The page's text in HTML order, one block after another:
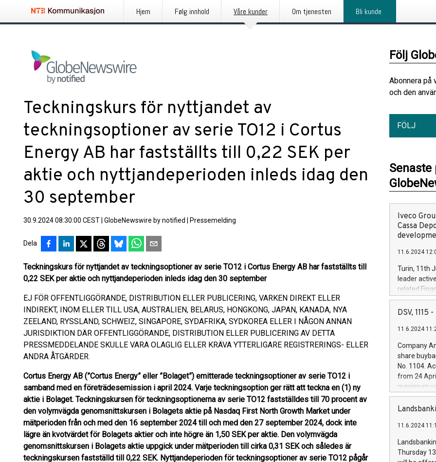
Hjem Følg innhold Våre kunder Om tjenesten Bli kunde
Teckningskurs för nyttjandet av
teckningsoptioner av serie TO12 i Cortus
Energy AB har fastställts till 0,22 SEK per
aktie och nyttjandeperioden inleds idag den
30 september
30.9.2024 08:30:00 CEST GlobeNewswire by notified Pressemelding
Dela
Teckningskurs för nyttjandet av teckningsoptioner av serie TO12 i Cortus Energy AB har fastställts till
0,22 SEK per aktie och nyttjandeperioden inleds idag den 30 september
EJ FÖR OFFENTLIGGÖRANDE, DISTRIBUTION ELLER PUBLICERING, VARKEN DIREKT ELLER
INDIREKT, INOM ELLER TILL USA, AUSTRALIEN, BELARUS, HONGKONG, JAPAN, KANADA, NYA
ZEELAND, RYSSLAND, SCHWEIZ, SINGAPORE, SYDAFRIKA, SYDKOREA ELLER I NÅGON ANNAN
JURISDIKTION DÄR OFFENTLIGGÖRANDE, DISTRIBUTION ELLER PUBLICERING AV DETTA
PRESSMEDDELANDE SKULLE VARA OLAGLIG ELLER KRÄVA YTTERLIGARE REGISTRERINGS- ELLER
ANDRA ÅTGÄRDER.
Cortus Energy AB (”Cortus Energy” eller ”Bolaget”) emitterade teckningsoptioner av serie TO12 i
samband med en företrädesemission i april 2024. Varje teckningsoption ger rätt att teckna en (1) ny
aktie i Bolaget. Teckningskursen för teckningsoptionerna av serie TO12 fastställdes till 70 procent av
den volymvägda genomsnittskursen i Bolagets aktie på Nasdaq First North Growth Market under
mätperioden från och med den 16 september 2024 till och med den 27 september 2024, dock inte
lägre än kvotvärdet för Bolagets aktier och inte högre än 1,50 SEK per aktie. Den volymvägda
genomsnittskursen i Bolagets aktie uppgick under mätperioden till cirka 0,31 SEK och således är
teckningskursen fastställd till 0,22 SEK. Nyttjandeperioden för teckningsoptioner av serie TO12 pågår
Följ
Abonnera på
och den
FÖLJ
Iveco
Cassa
11.6.2024
Turin, 11th
leader
related
facility of
creation of
Iveco
increasing
financed
be made by
(EXM: IVG)
brands are
DSV, 1115
11.6.2024
Company
share
No. 1104.
from 24
maximum
shares,
European
the rules on
the
to as the
11.6.2024
Thursday